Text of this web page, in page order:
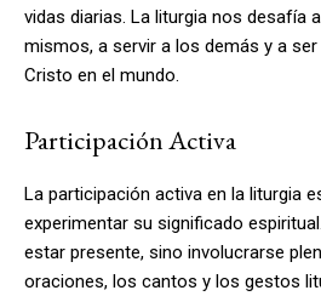
vidas diarias. La liturgia nos desafía
mismos, a servir a los demás y a
Cristo en el mundo.
Participación Activa
La participación activa en la liturgia
experimentar su significado
estar presente, sino involucrarse
oraciones, los cantos y los gestos